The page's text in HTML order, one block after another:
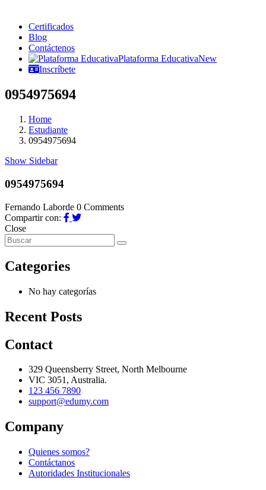
Certificados
Blog
Contáctenos
Plataforma EducativaNew
Inscríbete
0954975694
Home
Estudiante
0954975694
Show Sidebar
0954975694
Fernando Laborde 0 Comments
Compartir con:
Close
Categories
No hay categorías
Recent Posts
Contact
329 Queensberry Street, North Melbourne
VIC 3051, Australia.
123 456 7890
support@edumy.com
Company
Quienes somos?
Contáctanos
Autoridades Institucionales